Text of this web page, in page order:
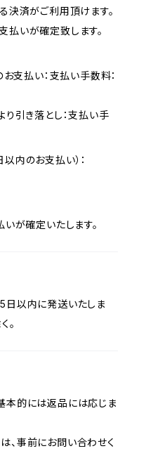
決済がご利用頂けます。
払いが確定致します。
支払い：支払い手数料：
り引き落とし：支払い手
内のお支払い）：
が確定いたします。
日以内に発送いたしま
。
本的には返品には応じま
、事前にお問い合わせく